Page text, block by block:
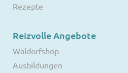
Rezepte
Reizvolle Angebote
Waldorfshop
Ausbildungen